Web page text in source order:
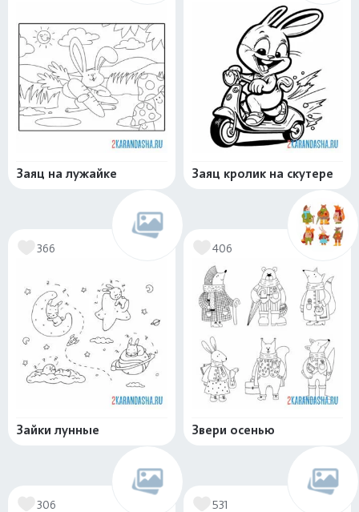
Заяц на лужайке Заяц кролик на скутере
366
Зайки лунные
406
Звери осенью
306 531